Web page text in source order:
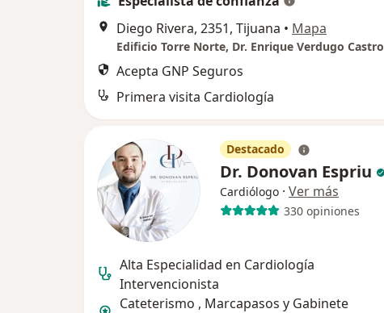
Diego Rivera, 2351, Tijuana • Mapa
Edificio Torre Norte, Dr. Enrique Verdugo Castro
Acepta GNP Seguros
Primera visita Cardiología
Destacado
Dr. Donovan Espriu
Cardiólogo · Ver más
330 opiniones
Alta Especialidad en Cardiología
Intervencionista
Cateterismo , Marcapasos y Gabinete